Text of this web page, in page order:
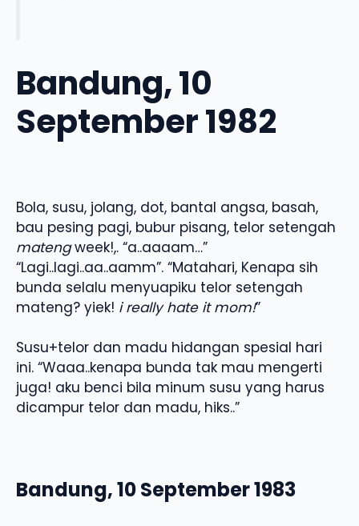
Bandung, 10
September 1982
Bola, susu, jolang, dot, bantal angsa, basah,
bau pesing pagi, bubur pisang, telor setengah
matengweek!,. “a..aaaam…”
“Lagi..lagi..aa..aamm”. “Matahari, Kenapa sih
bunda selalu menyuapiku telor setengah
mateng? yiek! i really hate it mom!”
Susu+telor dan madu hidangan spesial hari
ini. “Waaa..kenapa bunda tak mau mengerti
juga! aku benci bila minum susu yang harus
dicampur telor dan madu, hiks..”
Bandung, 10 September 1983